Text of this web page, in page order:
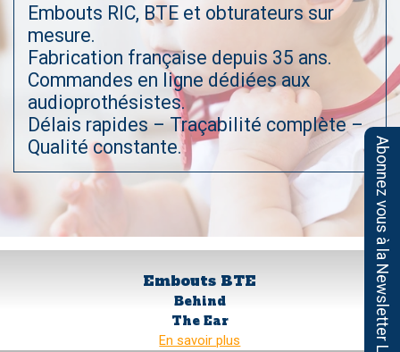
Embouts RIC, BTE et obturateurs sur
mesure.
Fabrication française depuis 35 ans.
Commandes en ligne dédiées aux
audioprothésistes.
Délais rapides – Traçabilité complète –
Qualité constante.
Embouts BTE
Behind
The Ear
En savoir plus
Abonnez vous à la Newsletter LDBE